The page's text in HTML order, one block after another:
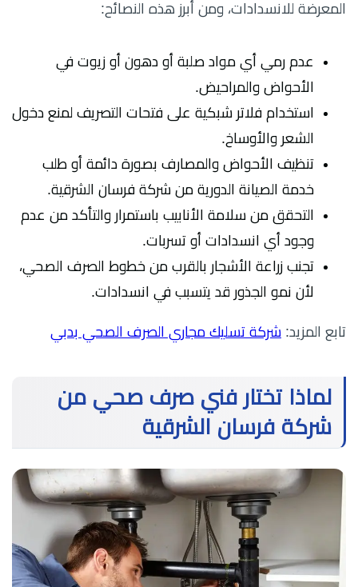
المعرضة للانسدادات، ومن أبرز هذه النصائح:
عدم رمي أي مواد صلبة أو دهون أو زيوت في
الأحواض والمراحيض.
استخدام فلاتر شبكية على فتحات التصريف لمنع دخول
الشعر والأوساخ.
تنظيف الأحواض والمصارف بصورة دائمة أو طلب
خدمة الصيانة الدورية من شركة فرسان الشرقية.
التحقق من سلامة الأنابيب باستمرار والتأكد من عدم
وجود أي انسدادات أو تسربات.
تجنب زراعة الأشجار بالقرب من خطوط الصرف الصحي،
لأن نمو الجذور قد يتسبب في انسدادات.
تابع المزيد: شركة تسليك مجاري الصرف الصحي بدبي
لماذا تختار فني صرف صحي من
شركة فرسان الشرقية